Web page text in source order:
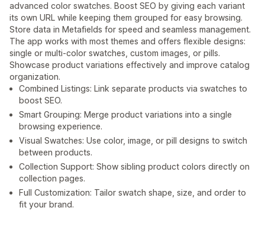
advanced color swatches. Boost SEO by giving each variant
its own URL while keeping them grouped for easy browsing.
Store data in Metafields for speed and seamless management.
The app works with most themes and offers flexible designs:
single or multi-color swatches, custom images, or pills.
Showcase product variations effectively and improve catalog
organization.
Combined Listings: Link separate products via swatches to
boost SEO.
Smart Grouping: Merge product variations into a single
browsing experience.
Visual Swatches: Use color, image, or pill designs to switch
between products.
Collection Support: Show sibling product colors directly on
collection pages.
Full Customization: Tailor swatch shape, size, and order to
fit your brand.